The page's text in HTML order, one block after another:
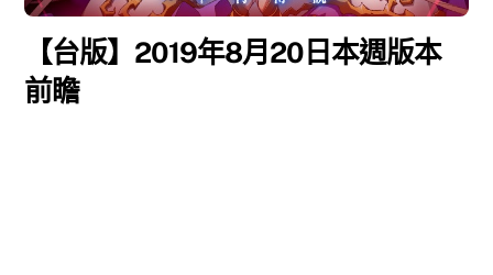
【台版】2019年8月20日本週版本
前瞻